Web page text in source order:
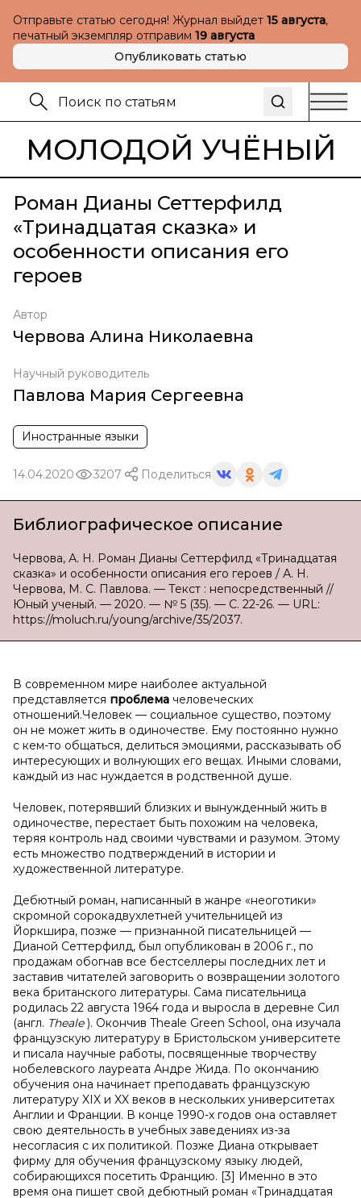
Отправьте статью сегодня! Журнал выйдет 15 августа,
печатный экземпляр отправим 19 августа
Опубликовать статью
МОЛОДОЙ УЧЁНЫЙ
Роман Дианы Сеттерфилд
«Тринадцатая сказка» и
особенности описания его
героев
Автор
Червова Алина Николаевна
Научный руководитель
Павлова Мария Сергеевна
Иностранные языки
14.04.2020 3207 Поделиться
Библиографическое описание
Червова, А. Н. Роман Дианы Сеттерфилд «Тринадцатая
сказка» и особенности описания его героев / А. Н.
Червова, М. С. Павлова. — Текст : непосредственный //
Юный ученый. — 2020. — № 5 (35). — С. 22-26. — URL:
https://moluch.ru/young/archive/35/2037.
В современном мире наиболее актуальной
представляется проблема человеческих
отношений.Человек — социальное существо, поэтому
он не может жить в одиночестве. Ему постоянно нужно
с кем-то общаться, делиться эмоциями, рассказывать об
интересующих и волнующих его вещах. Иными словами,
каждый из нас нуждается в родственной душе.
Человек, потерявший близких и вынужденный жить в
одиночестве, перестает быть похожим на человека,
теряя контроль над своими чувствами и разумом. Этому
есть множество подтверждений в истории и
художественной литературе.
Дебютный роман, написанный в жанре «неоготики»
скромной сорокадвухлетней учительницей из
Йоркшира, позже — признанной писательницей —
Дианой Сеттерфилд, был опубликован в 2006 г., по
продажам обогнав все бестселлеры последних лет и
заставив читателей заговорить о возвращении золотого
века британского литературы. Сама писательница
родилась 22 августа 1964 года и выросла в деревне Сил
(англ. Theale). Окончив Theale Green School, она изучала
французскую литературу в Бристольском университете
и писала научные работы, посвященные творчеству
нобелевского лауреата Андре Жида. По окончанию
обучения она начинает преподавать французскую
литературу XIX и XX веков в нескольких университетах
Англии и Франции. В конце 1990-х годов она оставляет
свою деятельность в учебных заведениях из-за
несогласия с их политикой. Позже Диана открывает
фирму для обучения французскому языку людей,
собирающихся посетить Францию. [3] Именно в это
время она пишет свой дебютный роман «Тринадцатая